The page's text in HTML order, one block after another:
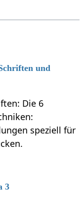
und
Die 6
speziell für
3